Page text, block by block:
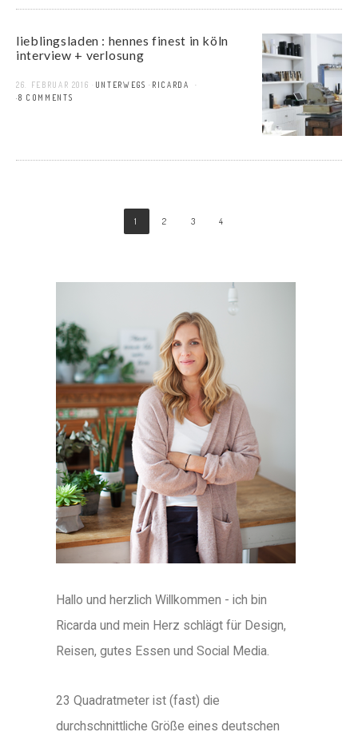
lieblingsladen : hennes finest in köln
interview + verlosung
26. FEBRUAR 2016 UNTERWEGS
RICARDA
48 COMMENTS
1 2 3 4
Hallo und herzlich Willkommen - ich bin
Ricarda und mein Herz schlägt für Design,
Reisen, gutes Essen und Social Media.
23 Quadratmeter ist (fast) die
durchschnittliche Größe eines deutschen